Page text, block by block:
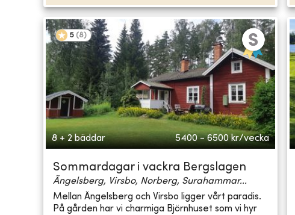
5 (8)
8 + 2 bäddar 5400 - 6500 kr/vecka
Sommardagar i vackra Bergslagen
Ängelsberg, Virsbo, Norberg, Surahammar...
Mellan Ängelsberg och Virsbo ligger vårt paradis.
På gården har vi charmiga Björnhuset som vi hyr